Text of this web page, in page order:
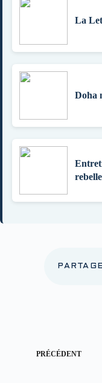
La
Doha
PRÉCÉDENT